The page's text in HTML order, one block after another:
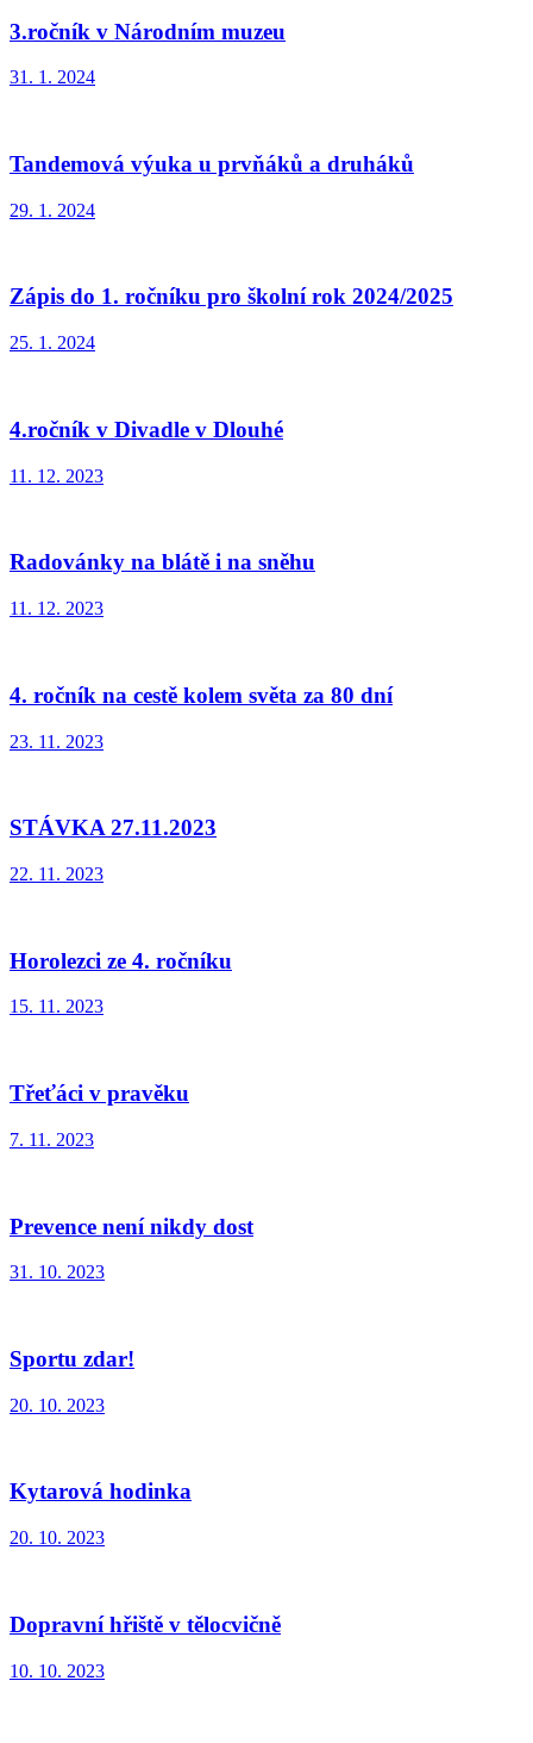
3.ročník v Národním muzeu
31. 1. 2024
Tandemová výuka u prvňáků a druháků
29. 1. 2024
Zápis do 1. ročníku pro školní rok 2024/2025
25. 1. 2024
4.ročník v Divadle v Dlouhé
11. 12. 2023
Radovánky na blátě i na sněhu
11. 12. 2023
4. ročník na cestě kolem světa za 80 dní
23. 11. 2023
STÁVKA 27.11.2023
22. 11. 2023
Horolezci ze 4. ročníku
15. 11. 2023
Třeťáci v pravěku
7. 11. 2023
Prevence není nikdy dost
31. 10. 2023
Sportu zdar!
20. 10. 2023
Kytarová hodinka
20. 10. 2023
Dopravní hřiště v tělocvičně
10. 10. 2023